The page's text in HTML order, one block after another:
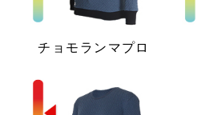
チョモランマプロ